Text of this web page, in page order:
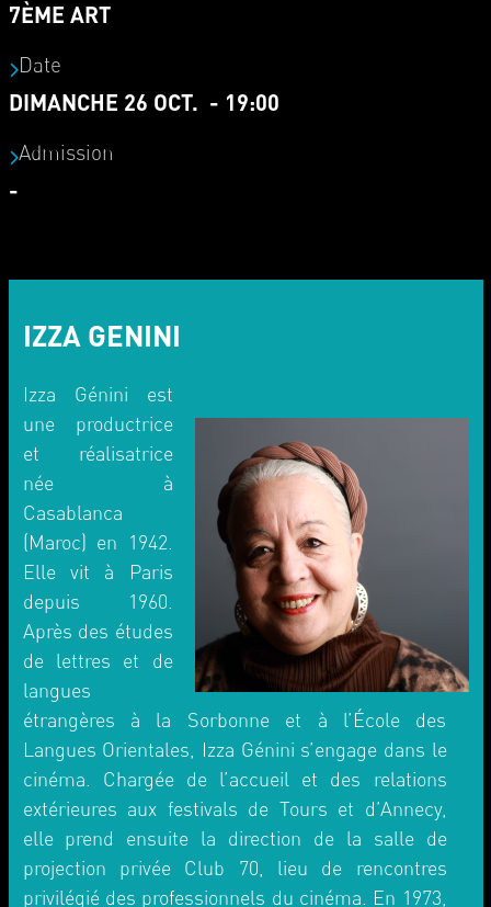
7ÈME ART
Date
DIMANCHE 26 OCT. - 19:00
Admission
-
IZZA GENINI
Izza Génini est
une productrice
et réalisatrice
née à
Casablanca
(Maroc) en 1942.
Elle vit à Paris
depuis 1960.
Après des études
de lettres et de
langues
étrangères à la Sorbonne et à l’École des
Langues Orientales, Izza Génini s’engage dans le
cinéma. Chargée de l’accueil et des relations
extérieures aux festivals de Tours et d’Annecy,
elle prend ensuite la direction de la salle de
projection privée Club 70, lieu de rencontres
privilégié des professionnels du cinéma. En 1973,